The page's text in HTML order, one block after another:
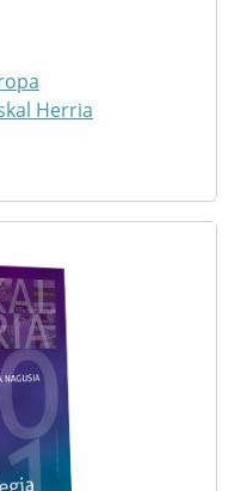
Herria